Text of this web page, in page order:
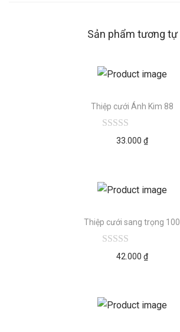
Sản phẩm tương tự
Thiệp cưới Ánh Kim 88
33.000 ₫
Thiệp cưới sang trọng 100
42.000 ₫